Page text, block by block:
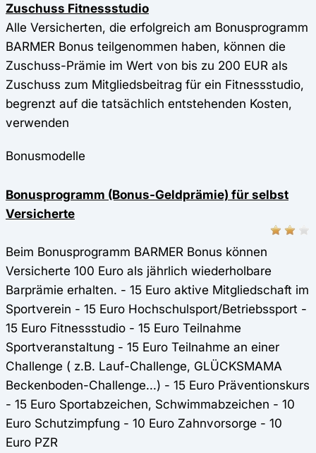
Zuschuss Fitnessstudio
Alle Versicherten, die erfolgreich am Bonusprogramm
BARMER Bonus teilgenommen haben, können die
Zuschuss-Prämie im Wert von bis zu 200 EUR als
Zuschuss zum Mitgliedsbeitrag für ein Fitnessstudio,
begrenzt auf die tatsächlich entstehenden Kosten,
verwenden
Bonusmodelle
Bonusprogramm (Bonus-Geldprämie) für selbst
Versicherte
Beim Bonusprogramm BARMER Bonus können
Versicherte 100 Euro als jährlich wiederholbare
Barprämie erhalten. - 15 Euro aktive Mitgliedschaft im
Sportverein - 15 Euro Hochschulsport/Betriebssport -
15 Euro Fitnessstudio - 15 Euro Teilnahme
Sportveranstaltung - 15 Euro Teilnahme an einer
Challenge ( z.B. Lauf-Challenge, GLÜCKSMAMA
Beckenboden-Challenge...) - 15 Euro Präventionskurs
- 15 Euro Sportabzeichen, Schwimmabzeichen - 10
Euro Schutzimpfung - 10 Euro Zahnvorsorge - 10
Euro PZR